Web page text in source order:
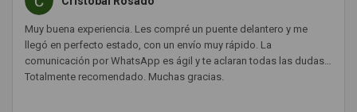
Muy buena experiencia. Les compré un puente delantero y me
llegó en perfecto estado, con un envío muy rápido. La
comunicación por WhatsApp es ágil y te aclaran todas las dudas.
Totalmente recomendado. Muchas gracias.